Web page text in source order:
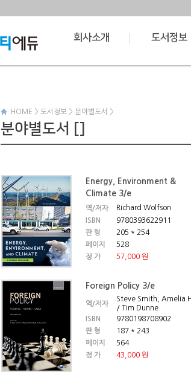
회사소개 도서정보
HOME > 도서정보 > 분야별도서 >
분야별도서 []
Energy, Environment &
Climate 3/e
역/저자
Richard Wolfson
ISBN
9780393622911
판 형
205 * 254
페이지
528
정 가
57,000 원
Foreign Policy 3/e
역/저자
Steve Smith, Amelia
/ Tim Dunne
ISBN
9780198708902
판 형
187 * 243
페이지
564
정 가
43,000 원